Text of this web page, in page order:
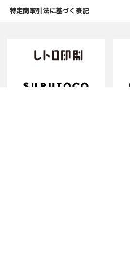
特定商取引法に基づく表記